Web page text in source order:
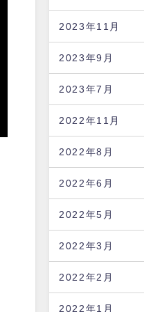
2023年11月
2023年9月
2023年7月
2022年11月
2022年8月
2022年6月
2022年5月
2022年3月
2022年2月
2022年1月